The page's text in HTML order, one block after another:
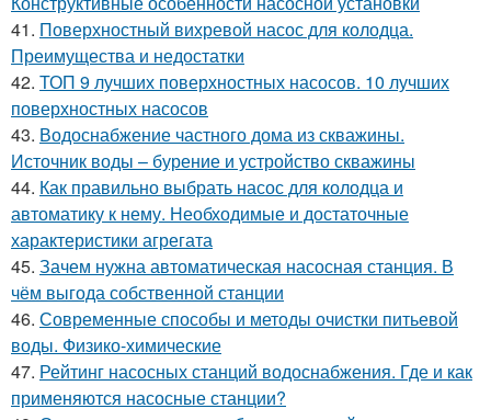
41. Поверхностный вихревой насос для колодца.
Преимущества и недостатки
42. ТОП 9 лучших поверхностных насосов. 10 лучших
поверхностных насосов
43. Водоснабжение частного дома из скважины.
Источник воды – бурение и устройство скважины
44. Как правильно выбрать насос для колодца и
автоматику к нему. Необходимые и достаточные
характеристики агрегата
45. Зачем нужна автоматическая насосная станция. В
чём выгода собственной станции
46. Современные способы и методы очистки питьевой
воды. Физико-химические
47. Рейтинг насосных станций водоснабжения. Где и как
применяются насосные станции?